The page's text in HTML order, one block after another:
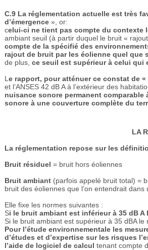
C.9 La réglementation actuelle est très
d’émergence », or:
celui-ci ne tient pas compte du contexte
ambiant seuil (à partir duquel le bruit «
compte de la spécifié des
rajout de bruit par les éolienne quel que
de plus, ce seuil est supérieur à celui qui
L e rapport, pour atténuer ce constat de
et l’ANSES 42 dB A à l’extérieur des
nuisance sonore permanent
sonore à une couverture complète du
LA
La réglementation repose sur les
Bruit résiduel = bruit hors éoliennes
Bruit ambiant (parfois appelé bruit total) =
bruit des éoliennes que l’on entendrait
Elle fixe les normes suivantes :
Si le bruit ambiant est inférieur à 35 dB
Si le bruit ambiant est supérieur à 35 dBA
Pour l’étude environnementale les
d’études et d’expertise sur les risques
l’aide de logiciel de calcul tenant compte